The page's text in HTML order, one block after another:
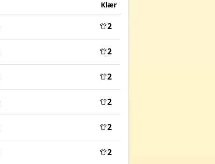
Klær
2
2
2
2
2
2